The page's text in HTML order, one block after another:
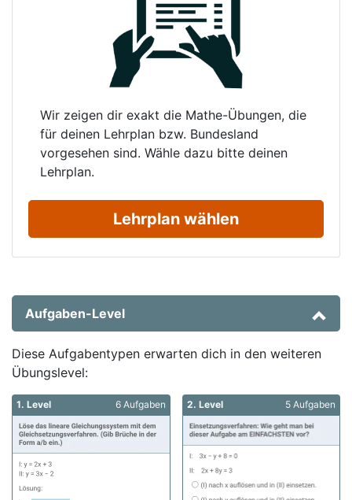
Wir zeigen dir exakt die Mathe-Übungen, die
für deinen Lehrplan bzw. Bundesland
vorgesehen sind. Wähle dazu bitte deinen
Lehrplan.
Lehrplan wählen
Aufgaben-Level
Diese Aufgabentypen erwarten dich in den weiteren
Übungslevel:
1. Level 6 Aufgaben 2. Level 5 Aufgaben